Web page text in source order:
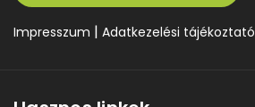
Impresszum | Adatkezelési tájékoztató